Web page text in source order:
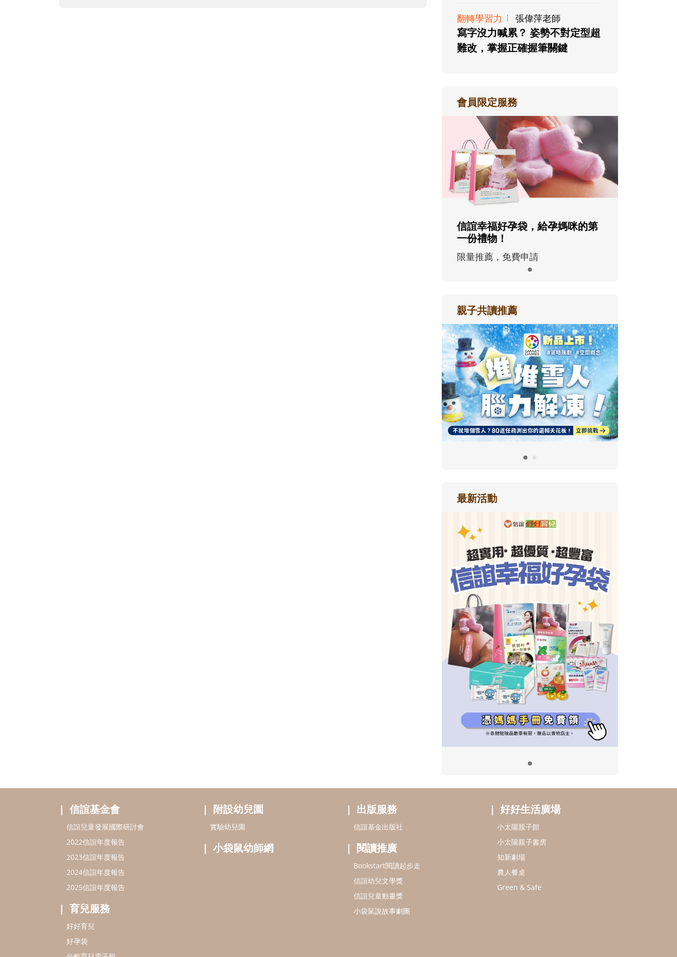
翻轉學習力 張偉萍老師
寫字沒力喊累？ 姿勢不對定型超
難改，掌握正確握筆關鍵
會員限定服務
信誼幸福好孕袋，給孕媽咪的第
一份禮物！
限量推薦，免費申請
親子共讀推薦
最新活動
信誼基金會
信誼兒童發展國際研討會
2022信誼年度報告
2023信誼年度報告
2024信誼年度報告
2025信誼年度報告
育兒服務
好好育兒
好孕袋
附設幼兒園
實驗幼兒園
小袋鼠幼師網
出版服務
信誼基金出版社
閱讀推廣
Bookstart閱讀起步走
信誼幼兒文學獎
信誼兒童動畫獎
小袋鼠說故事劇團
好好生活廣場
小太陽親子館
小太陽親子書房
知新劇場
農人餐桌
Green & Safe